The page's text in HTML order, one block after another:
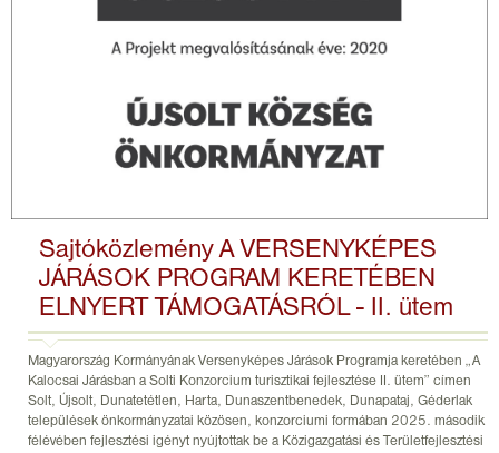
Sajtóközlemény A VERSENYKÉPES
JÁRÁSOK PROGRAM KERETÉBEN
ELNYERT TÁMOGATÁSRÓL - II. ütem
Magyarország Kormányának Versenyképes Járások Programja keretében „A
Kalocsai Járásban a Solti Konzorcium turisztikai fejlesztése II. ütem” címen
Solt, Újsolt, Dunatetétlen, Harta, Dunaszentbenedek, Dunapataj, Géderlak
települések önkormányzatai közösen, konzorciumi formában 2025. második
félévében fejlesztési igényt nyújtottak be a Közigazgatási és Területfejlesztési